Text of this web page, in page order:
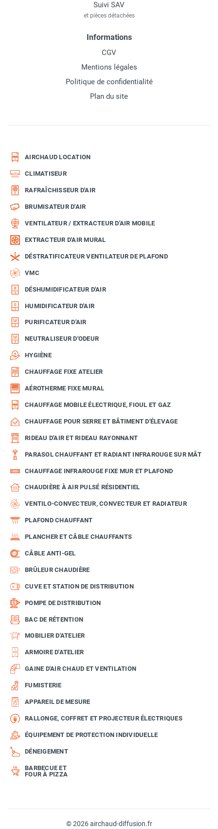
Suivi SAV
et pièces détachées
Informations
CGV
Mentions légales
Politique de confidentialité
Plan du site
AIRCHAUD LOCATION
CLIMATISEUR
RAFRAÎCHISSEUR D'AIR
BRUMISATEUR D'AIR
VENTILATEUR / EXTRACTEUR D'AIR MOBILE
EXTRACTEUR D'AIR MURAL
DÉSTRATIFICATEUR VENTILATEUR DE PLAFOND
VMC
DÉSHUMIDIFICATEUR D'AIR
HUMIDIFICATEUR D'AIR
PURIFICATEUR D'AIR
NEUTRALISEUR D'ODEUR
HYGIÈNE
CHAUFFAGE FIXE ATELIER
AÉROTHERME FIXE MURAL
CHAUFFAGE MOBILE ÉLECTRIQUE, FIOUL ET GAZ
CHAUFFAGE POUR SERRE ET BÂTIMENT D'ÉLEVAGE
RIDEAU D'AIR ET RIDEAU RAYONNANT
PARASOL CHAUFFANT ET RADIANT INFRAROUGE SUR MÂT
CHAUFFAGE INFRAROUGE FIXE MUR ET PLAFOND
CHAUDIÈRE À AIR PULSÉ RÉSIDENTIEL
VENTILO-CONVECTEUR, CONVECTEUR ET RADIATEUR
PLAFOND CHAUFFANT
PLANCHER ET CÂBLE CHAUFFANTS
CÂBLE ANTI-GEL
BRÛLEUR CHAUDIÈRE
CUVE ET STATION DE DISTRIBUTION
POMPE DE DISTRIBUTION
BAC DE RÉTENTION
MOBILIER D'ATELIER
ARMOIRE D'ATELIER
GAINE D'AIR CHAUD ET VENTILATION
FUMISTERIE
APPAREIL DE MESURE
RALLONGE, COFFRET ET PROJECTEUR ÉLECTRIQUES
ÉQUIPEMENT DE PROTECTION INDIVIDUELLE
DÉNEIGEMENT
BARBECUE ET
FOUR À PIZZA
© 2026 airchaud-diffusion.fr